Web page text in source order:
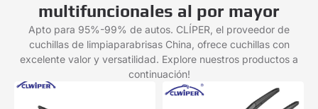
multifuncionales al por mayor
Apto para 95%-99% de autos. CLÍPER, el proveedor de
cuchillas de limpiaparabrisas China, ofrece cuchillas con
excelente valor y versatilidad. Explore nuestros productos a
continuación!